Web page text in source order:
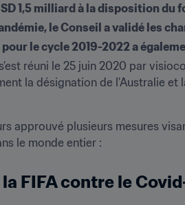
1,5 milliard à la disposition du
le Conseil a validé les
le cycle 2019-2022 a
réuni le 25 juin 2020 par
la désignation de l’Australie
approuvé plusieurs mesures
le monde entier :
la FIFA contre le